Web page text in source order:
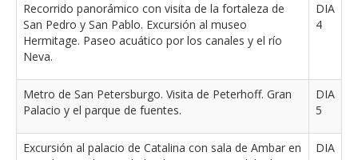
Recorrido panorámico con visita de la fortaleza de
San Pedro y San Pablo. Excursión al museo
Hermitage. Paseo acuático por los canales y el río
Neva.
DIA
4
Metro de San Petersburgo. Visita de Peterhoff. Gran
Palacio y el parque de fuentes.
DIA
5
Excursión al palacio de Catalina con sala de Ambar en
DIA